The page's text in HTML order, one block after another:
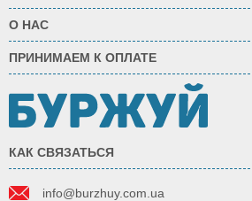
О НАС
ПРИНИМАЕМ К ОПЛАТЕ
КАК СВЯЗАТЬСЯ
info@burzhuy.com.ua